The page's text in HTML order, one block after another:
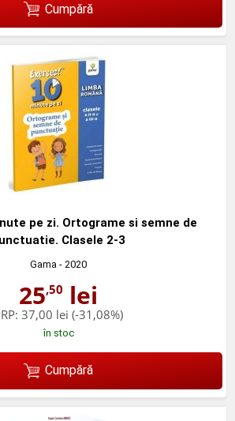
Cumpără
pe zi. Ortograme si semne de
Clasele 2-3
Gama - 2020
25,50 lei
37,00 lei (-31,08%)
în stoc
Cumpără